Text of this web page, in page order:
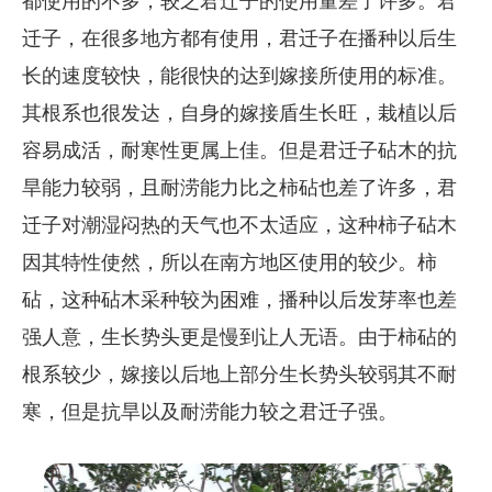
迁子，在很多地方都有使用，君迁子在播种以后生
长的速度较快，能很快的达到嫁接所使用的标准。
其根系也很发达，自身的嫁接盾生长旺，栽植以后
容易成活，耐寒性更属上佳。但是君迁子砧木的抗
旱能力较弱，且耐涝能力比之柿砧也差了许多，君
迁子对潮湿闷热的天气也不太适应，这种柿子砧木
因其特性使然，所以在南方地区使用的较少。柿
砧，这种砧木采种较为困难，播种以后发芽率也差
强人意，生长势头更是慢到让人无语。由于柿砧的
根系较少，嫁接以后地上部分生长势头较弱其不耐
寒，但是抗旱以及耐涝能力较之君迁子强。